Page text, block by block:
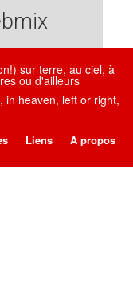
sur terre, au ciel, à
ou d'ailleurs
in heaven, left or right,
Liens A propos